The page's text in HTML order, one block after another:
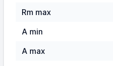
Rm max
A min
A max